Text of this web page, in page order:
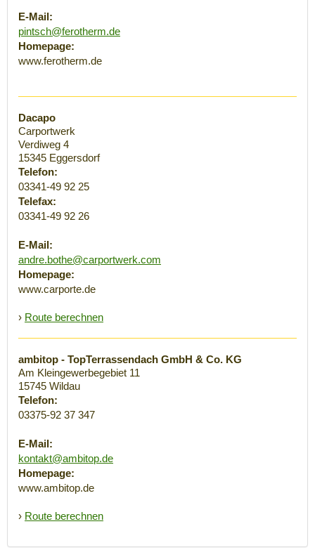
E-Mail:
pintsch@ferotherm.de
Homepage:
www.ferotherm.de
Dacapo
Carportwerk
Verdiweg 4
15345 Eggersdorf
Telefon:
03341-49 92 25
Telefax:
03341-49 92 26
E-Mail:
andre.bothe@carportwerk.com
Homepage:
www.carporte.de
› Route berechnen
ambitop - TopTerrassendach GmbH & Co. KG
Am Kleingewerbegebiet 11
15745 Wildau
Telefon:
03375-92 37 347
E-Mail:
kontakt@ambitop.de
Homepage:
www.ambitop.de
› Route berechnen